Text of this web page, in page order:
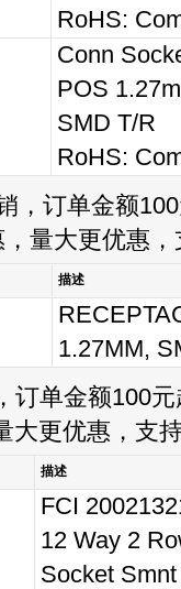
RoHS:
Conn
POS
SMD T/R
RoHS:
，订单金额
量大更优惠
描述
1.27MM,
单金额100元
大更优惠，支
描述
FCI
12 Way 2
Socket